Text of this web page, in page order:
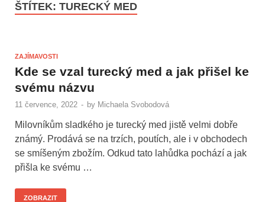
ŠTÍTEK: TURECKÝ MED
ZAJÍMAVOSTI
Kde se vzal turecký med a jak přišel ke
svému názvu
11 července, 2022 - by Michaela Svobodová
Milovníkům sladkého je turecký med jistě velmi dobře
známý. Prodává se na trzích, poutích, ale i v obchodech
se smíšeným zbožím. Odkud tato lahůdka pochází a jak
přišla ke svému …
ZOBRAZIT